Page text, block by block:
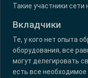
Такие участники
Вкладчики
Те, у кого нет опыта
оборудования, все
могут делегировать
есть все